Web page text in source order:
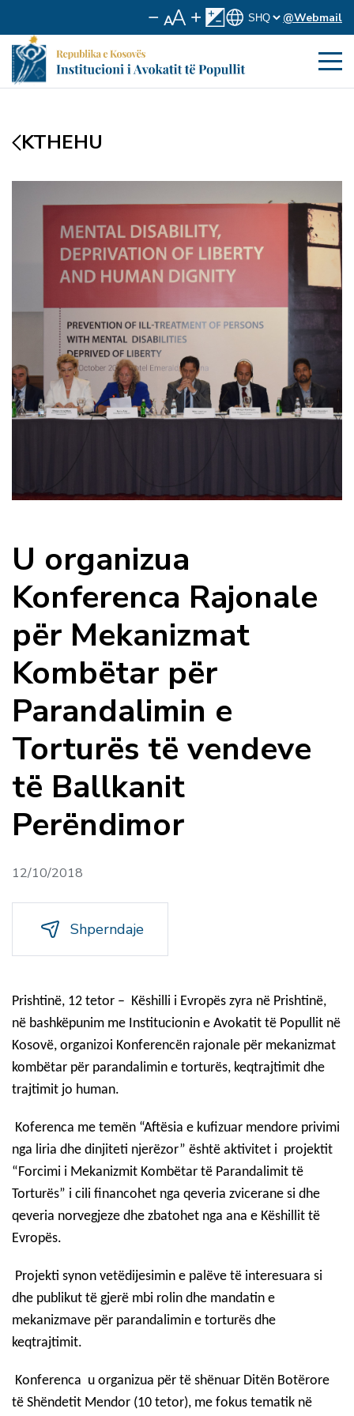
@Webmail
KTHEHU
U organizua
Konferenca Rajonale
për Mekanizmat
Kombëtar për
Parandalimin e
Torturës të vendeve
të Ballkanit
Perëndimor
12/10/2018
Shperndaje
Prishtinë, 12 tetor – Këshilli i Evropës zyra në Prishtinë,
në bashkëpunim me Institucionin e Avokatit të Popullit në
Kosovë, organizoi Konferencën rajonale për mekanizmat
kombëtar për parandalimin e torturës, keqtrajtimit dhe
trajtimit jo human.
Koferenca me temën “Aftësia e kufizuar mendore privimi
nga liria dhe dinjiteti njerëzor” është aktivitet i projektit
“Forcimi i Mekanizmit Kombëtar të Parandalimit të
Torturës” i cili financohet nga qeveria zvicerane si dhe
qeveria norvegjeze dhe zbatohet nga ana e Këshillit të
Evropës.
Projekti synon vetëdijesimin e palëve të interesuara si
dhe publikut të gjerë mbi rolin dhe mandatin e
mekanizmave për parandalimin e torturës dhe
keqtrajtimit.
Konferenca u organizua për të shënuar Ditën Botërore
të Shëndetit Mendor (10 tetor), me fokus tematik në